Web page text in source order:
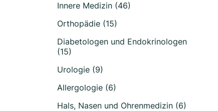
Innere Medizin (46)
Orthopädie (15)
Diabetologen und Endokrinologen
(15)
Urologie (9)
Allergologie (6)
Hals, Nasen und Ohrenmedizin (6)